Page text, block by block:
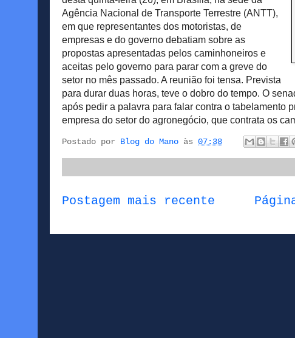
Agência Nacional de Transporte Terrestre (ANTT),
em que representantes dos motoristas, de
empresas e do governo debatiam sobre as
propostas apresentadas pelos caminhoneiros e
aceitas pelo governo para parar com a greve do
setor no mês passado. A reunião foi tensa. Prevista
para durar duas horas, teve o dobro do tempo. O
após pedir a palavra para falar contra o tabelamento
empresa do setor do agronegócio, que contrata os
Postado por Blog do Mano às 07:38
Postagem mais recente